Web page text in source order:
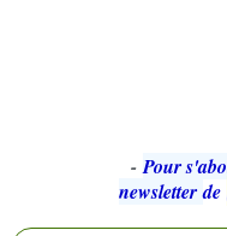
- Pour
newsletter de